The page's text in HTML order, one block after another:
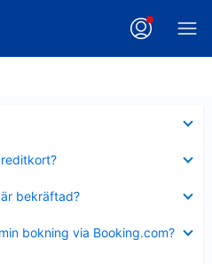
bekräftad?
bokning via Booking.com?